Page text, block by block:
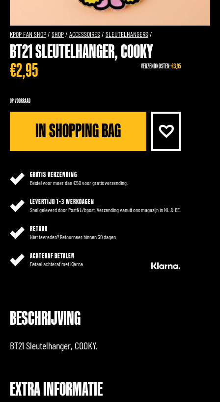
KPOP FAN SHOP /SHOP /ACCESSOIRES /SLEUTELHANGERS /
BT21 SLEUTELHANGER, COOKY
€2,95 VERZENDKOSTEN:€3,95
OP VOORRAAD
IN SHOPPING BAG
GRATIS VERZENDING
Bestel voor meer dan €50 voor gratis verzending.
LEVERTIJD 1-3 WERKDAGEN
Snel geleverd door PostNL/bpost. Verzending vanuit ons magazijn in NL & BE.
RETOUR
Niet tevreden? Retourneer binnen 30 dagen.
ACHTERAF BETALEN
Betaal achteraf met Klarna.
BESCHRIJVING
BT21 Sleutelhanger, COOKY.
EXTRA INFORMATIE